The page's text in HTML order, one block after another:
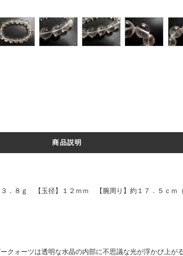
商品説明
．８ｇ 【玉径】１２ｍｍ 【腕周り】約１７．５ｃｍ（
クォーツは透明な水晶の内部に不思議な光が浮かび上